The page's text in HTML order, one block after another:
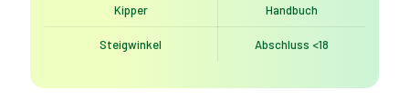
Kipper Handbuch
Steigwinkel Abschluss <18